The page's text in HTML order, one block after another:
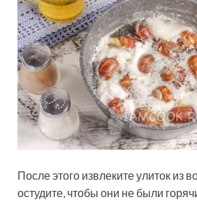
После этого извлеките улиток из
остудите, чтобы они не были